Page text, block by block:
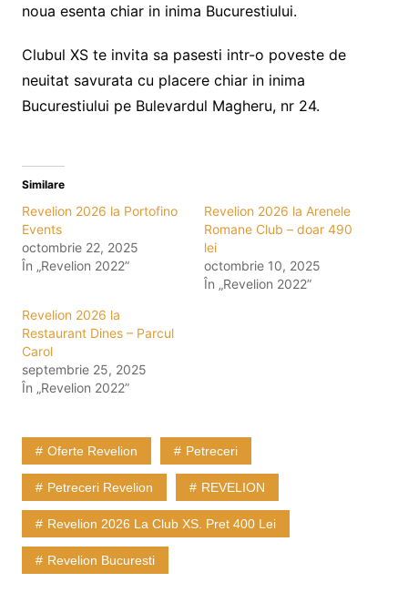
noua esenta chiar in inima Bucurestiului.
Clubul XS te invita sa pasesti intr-o poveste de
neuitat savurata cu placere chiar in inima
Bucurestiului pe Bulevardul Magheru, nr 24.
Similare
Revelion 2026 la Portofino
Events
octombrie 22, 2025
În „Revelion 2022”
Revelion 2026 la Arenele
Romane Club – doar 490
lei
octombrie 10, 2025
În „Revelion 2022”
Revelion 2026 la
Restaurant Dines – Parcul
Carol
septembrie 25, 2025
În „Revelion 2022”
Oferte Revelion Petreceri
Petreceri Revelion REVELION
Revelion 2026 La Club XS. Pret 400 Lei
Revelion Bucuresti